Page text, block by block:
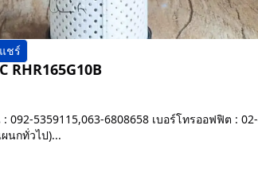
แชร์
RHR165G10B
5359115,063-6808658 เบอร์โทรออฟฟิต :
นกทั่วไป)...